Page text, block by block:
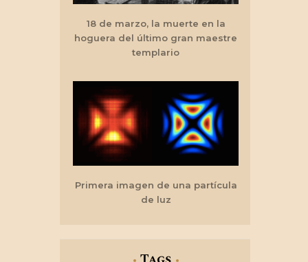
18 de marzo, la muerte en la
hoguera del último gran maestre
templario
Primera imagen de una partícula
de luz